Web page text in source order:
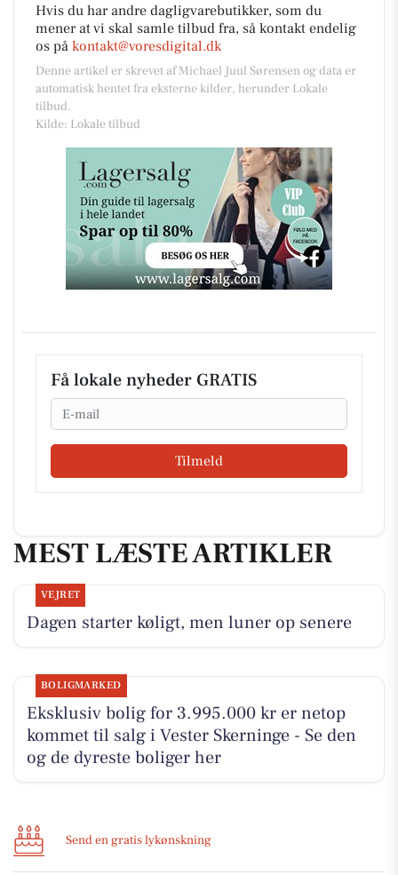
Hvis du har andre dagligvarebutikker, som du
mener at vi skal samle tilbud fra, så kontakt endelig
os på kontakt@voresdigital.dk
Denne artikel er skrevet af Michael Juul Sørensen og data er
automatisk hentet fra eksterne kilder, herunder Lokale
tilbud.
Kilde: Lokale tilbud
Få lokale nyheder GRATIS
Email
Tilmeld
MEST LÆSTE ARTIKLER
VEJRET
Dagen starter køligt, men luner op senere
BOLIGMARKED
Eksklusiv bolig for 3.995.000 kr er netop
kommet til salg i Vester Skerninge - Se den
og de dyreste boliger her
Send en gratis lykønskning